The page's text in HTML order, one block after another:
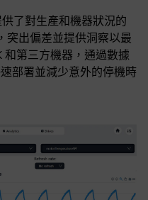
了對生產和機器狀況的
突出偏差並提供洞察以最
和第三方機器，通過數據
部署並減少意外的停機時